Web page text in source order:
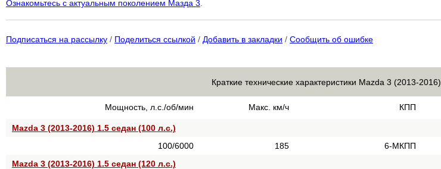
Ознакомьтесь с актуальным поколением Мазда 3
Подписаться на рассылку / Поделиться ссылкой / Добавить в закладки / Сообщить об ошибке
Краткие технические характеристики Mazda 3 (2013-2016)
Мощность, л.с./об/мин Макс. км/ч КПП
Mazda 3 (2013-2016) 1.5 седан (100 л.с.)
100/6000
185 6-МКПП
Mazda 3 (2013-2016) 1.5 седан (120 л.с.)